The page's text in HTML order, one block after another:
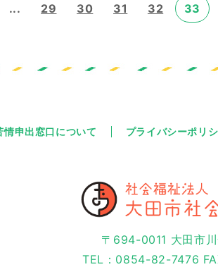
... 29 30 31 32 33
情申出窓口について プライバシーポリ
〒694-0011 大田市
TEL：0854-82-7476